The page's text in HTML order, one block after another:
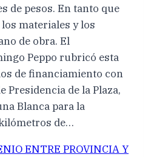
de pesos. En tanto que
materiales y los
de obra. El
Peppo rubricó esta
de financiamiento con
Presidencia de la Plaza,
Blanca para la
de…
ENTRE PROVINCIA Y